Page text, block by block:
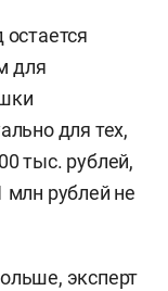
для
для тех,
тыс. рублей,
млн рублей не
эксперт